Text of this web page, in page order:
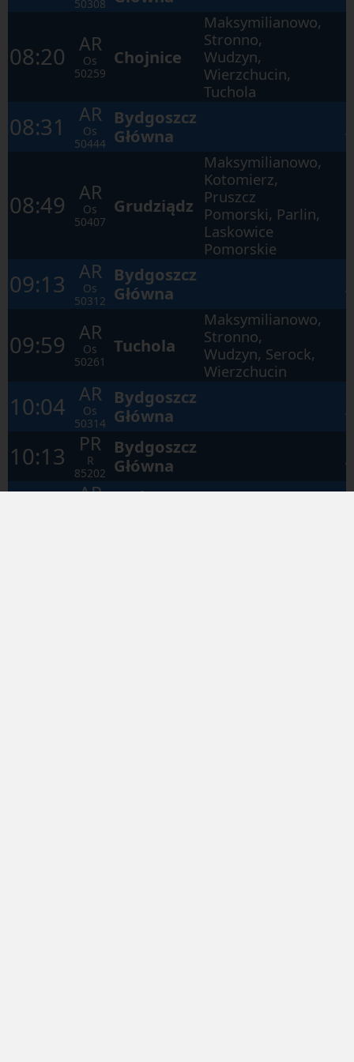
50308
08:20 AR
Os
50259
Chojnice
Maksymilianowo,
Stronno,
Wudzyn,
Wierzchucin,
Tuchola
08:31 AR
Os
50444
Bydgoszcz
Główna
08:49 AR
Os
50407
Grudziądz
Maksymilianowo,
Kotomierz,
Pruszcz
Pomorski, Parlin,
Laskowice
Pomorskie
09:13 AR
Os
50312
Bydgoszcz
Główna
09:59 AR
Os
50261
Tuchola
Maksymilianowo,
Stronno,
Wudzyn, Serock,
Wierzchucin
10:04 AR
Os
50314
Bydgoszcz
Główna
10:13
PR
R
85202
Bydgoszcz
Główna
AR Bydgoszcz